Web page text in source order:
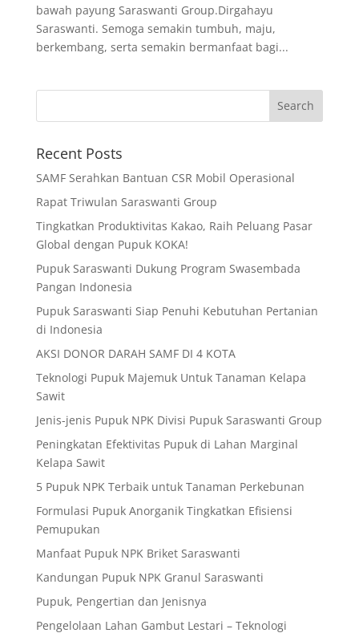
bawah payung Saraswanti Group.Dirgahayu
Saraswanti. Semoga semakin tumbuh, maju,
berkembang, serta semakin bermanfaat bagi...
Recent Posts
SAMF Serahkan Bantuan CSR Mobil Operasional
Rapat Triwulan Saraswanti Group
Tingkatkan Produktivitas Kakao, Raih Peluang Pasar
Global dengan Pupuk KOKA!
Pupuk Saraswanti Dukung Program Swasembada
Pangan Indonesia
Pupuk Saraswanti Siap Penuhi Kebutuhan Pertanian
di Indonesia
AKSI DONOR DARAH SAMF DI 4 KOTA
Teknologi Pupuk Majemuk Untuk Tanaman Kelapa
Sawit
Jenis-jenis Pupuk NPK Divisi Pupuk Saraswanti Group
Peningkatan Efektivitas Pupuk di Lahan Marginal
Kelapa Sawit
5 Pupuk NPK Terbaik untuk Tanaman Perkebunan
Formulasi Pupuk Anorganik Tingkatkan Efisiensi
Pemupukan
Manfaat Pupuk NPK Briket Saraswanti
Kandungan Pupuk NPK Granul Saraswanti
Pupuk, Pengertian dan Jenisnya
Pengelolaan Lahan Gambut Lestari – Teknologi